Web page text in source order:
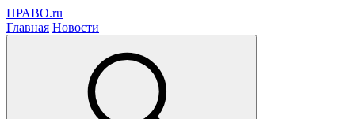
ПРАВО.ru
Главная Новости